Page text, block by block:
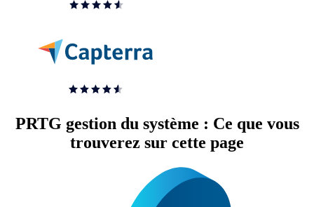
PRTG gestion du système : Ce que vous
trouverez sur cette page